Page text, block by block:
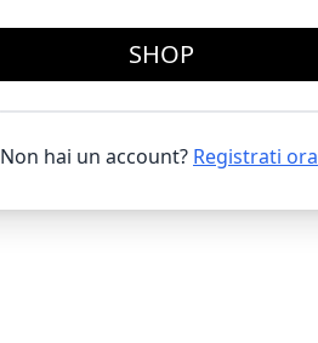
SHOP
Non hai un account? Registrati ora